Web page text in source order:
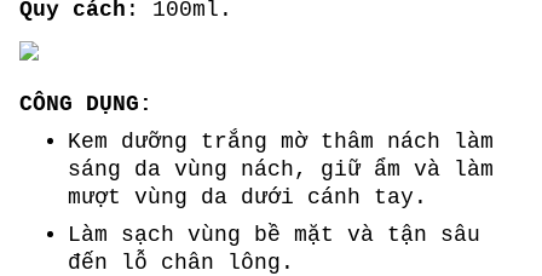
Quy cách : 100ml.
CÔNG DỤNG:
Kem dưỡng trắng mờ thâm nách làm
sáng da vùng nách, giữ ẩm và làm
mượt vùng da dưới cánh tay.
Làm sạch vùng bề mặt và tận sâu
đến lỗ chân lông.